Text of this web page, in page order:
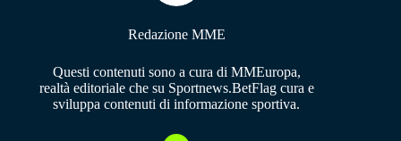
Redazione MME
Questi contenuti sono a cura di MMEuropa,
realtà editoriale che su Sportnews.BetFlag cura e
sviluppa contenuti di informazione sportiva.